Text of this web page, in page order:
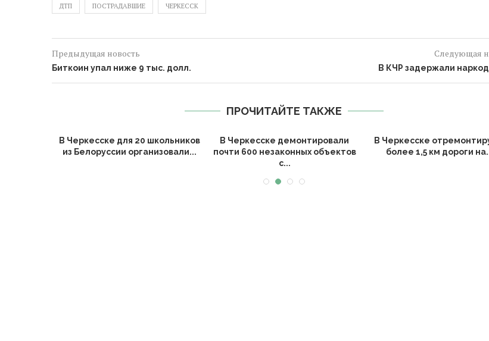
ДТП ПОСТРАДАВШИЕ ЧЕРКЕССК
Предыдущая новость
Биткоин упал ниже 9 тыс. долл.
Следующая
В КЧР задержали
ПРОЧИТАЙТЕ ТАКЖЕ
В Черкесске для 20 школьников
из Белоруссии организовали...
В Черкесске демонтировали
почти 600 незаконных объектов
с...
В Черкесске
более 1,5 км дороги